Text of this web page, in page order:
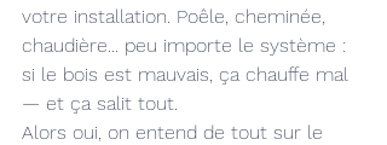
votre installation. Poêle, cheminée,
chaudière... peu importe le système :
si le bois est mauvais, ça chauffe mal
— et ça salit tout.
Alors oui, on entend de tout sur le